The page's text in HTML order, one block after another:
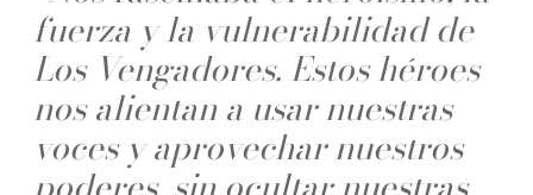
fuerza y la vulnerabilidad de
Los Vengadores. Estos héroes
nos alientan a usar nuestras
voces y aprovechar nuestros